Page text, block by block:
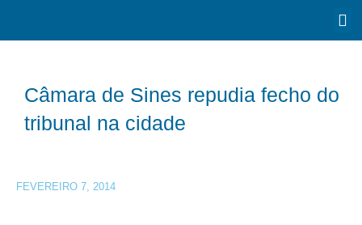
Câmara de Sines repudia fecho do
tribunal na cidade
FEVEREIRO 7, 2014